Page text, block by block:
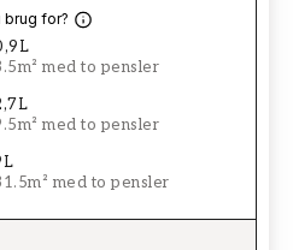
brug for?
med to pensler
med to pensler
med to pensler